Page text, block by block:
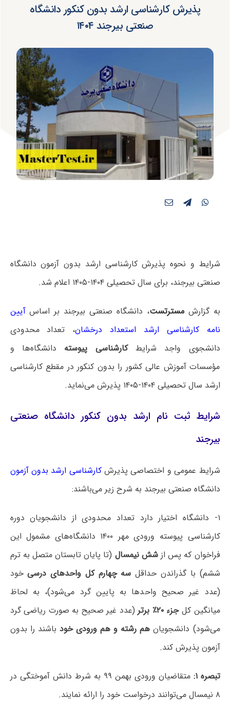
پذیرش کارشناسی ارشد بدون کنکور دانشگاه
صنعتی بیرجند ۱۴۰۴
شرایط و نحوه پذیرش کارشناسی ارشد بدون آزمون دانشگاه
صنعتی بیرجند، برای سال تحصیلی ۱۴۰۴-۱۴۰۵ اعلام شد.
به گزارشمسترتست، دانشگاه صنعتی بیرجند بر اساسآیین
نامه کارشناسی ارشد استعداد درخشان، تعداد محدودی
دانشجوی واجد شرایط کارشناسی پیوسته دانشگاه‌ها و
مؤسسات آموزش عالی کشور را بدون کنکور در مقطع کارشناسی
ارشد سال تحصیلی ۱۴۰۴-۱۴۰۵ پذیرش می‌نماید.
شرایط ثبت نام ارشد بدون کنکور دانشگاه صنعتی
بیرجند
شرایط عمومی و اختصاصی پذیرشکارشناسی ارشد بدون آزمون
دانشگاه ‌صنعتی بیرجند به شرح زیر می‌باشند:
۱- دانشگاه اختیار دارد تعداد محدودی از دانشجویان دوره
کارشناسی پیوسته ورودی مهر ۱۴۰۰ دانشگاه‌های مشمول این
فراخوان که پس ازشش نیمسال (تا پایان تابستان متصل به ترم
ششم) با گذراندن حداقلسه چهارم کل واحدهای درسیخود
(عدد غیر صحیح واحدها به پایین گرد می‌شود)، به لحاظ
میانگین کلجزء ۲۰٪ برتر
(عدد غیر صحیح به صورت ریاضی گرد
می‌شود) دانشجویان هم رشته و هم ورودی خود باشند را بدون
آزمون پذیرش کند.
تبصره ۱:
متقاضیان ورودی بهمن ۹۹ به شرط دانش آموختگی در
۸ نیمسال می‌توانند درخواست خود را ارائه نمایند.